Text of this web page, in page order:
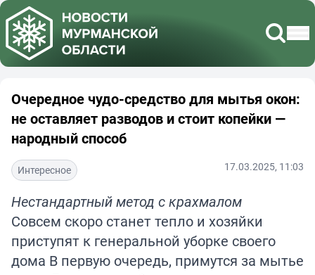
Очередное чудо-средство для мытья окон:
не оставляет разводов и стоит копейки —
народный способ
Интересное 17.03.2025, 11:03
Нестандартный метод с крахмалом
Совсем скоро станет тепло и хозяйки
приступят к генеральной уборке своего
дома В первую очередь, примутся за мытье